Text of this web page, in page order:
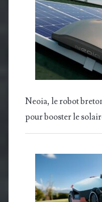
Neoia, le robot
pour booster le